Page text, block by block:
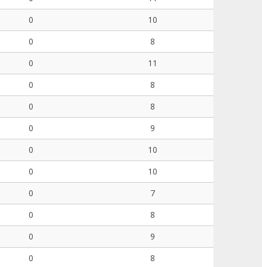
0
10
0
8
0
11
0
8
0
8
0
9
0
10
0
10
0
7
0
8
0
9
0
8